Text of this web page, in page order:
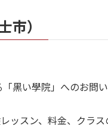
市）
黑い學院」へのお問
ッスン、料金、クラ